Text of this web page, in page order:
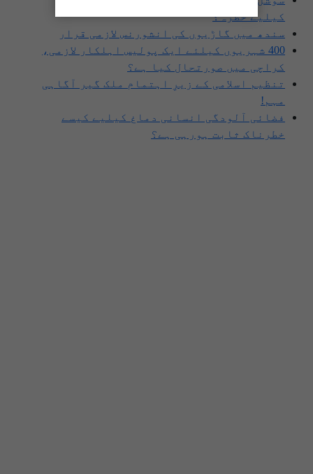
کیلیے خطرہ؟
سندھ میں گاڑیوں کی انشورنس لازمی قرار
400 شہریوں کیلئے ایک پولیس اہلکار لازمی،
کراچی میں صورتحال کیا ہے؟
تنظیم اسلامی کے زیرِ اہتمام ملک گیر آگاہی
مہم!
فضائی آلودگی انسانی دماغ کیلیے کیسے
خطرناک ثابت ہورہی ہے؟